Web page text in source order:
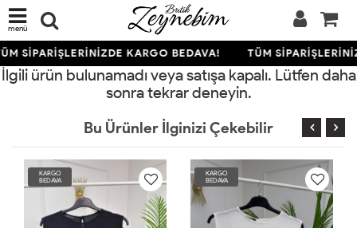
menü
SİPARİŞLERİNİZDE KARGO BEDAVA! TÜM
İlgili ürün bulunamadı veya satışa kapalı. Lütfen daha
sonra tekrar deneyin.
Bu Ürünler İlginizi Çekebilir
KARGO
BEDAVA
KARGO
BEDAVA